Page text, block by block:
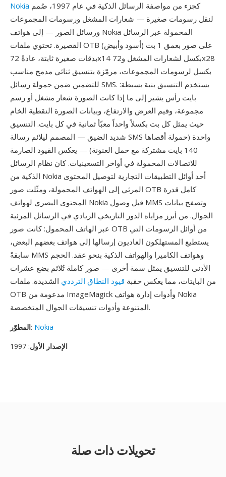
Nokia
لنقل رسومات صغيرة — شعارات المشغل ورسومات المجموعات
ورسائل الصور — إلى هواتف Nokia المحمولة عبر الرسائل
القصيرة. تحتوي ملفات OTB على صور بعمق 1 بت (أسود وأبيض)
بدقات صغيرة ثابتة، عادةً 72x14 بكسل لشعارات المشغل و72x28
بكسل لرسومات المجموعات، مرمّزة بتنسيق ثنائي مدمج مناسب
للتضمين ضمن حمولة رسائل SMS. يستخدم التنسيق بنية بسيطة:
بايت رأس يشير إلى ما إذا كانت الصورة شعار مشغل أو رسم
مجموعة، وقيم العرض والارتفاع، وبيانات الصورة النقطية الخام
حيث يمثل كل بت بكسلاً واحداً معبّأ ثمانية في كل بايت. التنسيق
شديد الضيق — المصمم ليلائم رسالة SMS واحدة (حمولة أقصاها
140 بايت مشتركة مع حمل العنونة) — يعكس القيود الصارمة
للاتصالات المحمولة في أواخر التسعينيات. كان نظام الرسائل
الذكية من Nokia أحد أوائل التطبيقات التجارية لتوصيل المحتوى
المرئي إلى الهواتف المحمولة، ومثّلت صور OTB كامل قدرة
المحتوى البصري لهواتف Nokia قبل وصول MMS وتصفح بيانات
الجوال. من أبرز مزاياه الدور التاريخي الريادي في الرسائل المرئية
عبر الهاتف المحمول: كانت صور OTB من أوائل الرسومات التي
يستطيع المستهلكون العاديون إرسالها إلى هواتف بعضهم البعض،
سابقةً MMS وهواتف الكاميرا والهواتف الذكية بنحو عقد. الحجم
الأدنى للتنسيق يمثل سمة أخرى — صور كاملة تُلائم بضع عشرات
من البايتات، مما يعكس حقبة قيود النطاق الترددي الشديدة. ملفات
OTB مدعومة من ImageMagick وأدوات إدارة هواتف Nokia
المتنوعة وأدوات تنسيقات الجوال المتخصصة.
المطوّر: Nokia
الإصدار الأول: 1997
تحويلات ذات صلة